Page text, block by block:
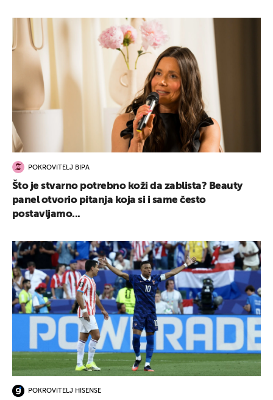
POKROVITELJ BIPA
Što je stvarno potrebno koži da zablista? Beauty
panel otvorio pitanja koja si i same često
postavljamo...
POKROVITELJ HISENSE